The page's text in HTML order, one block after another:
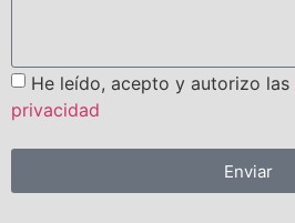
He leído, acepto y autorizo las
privacidad
Enviar